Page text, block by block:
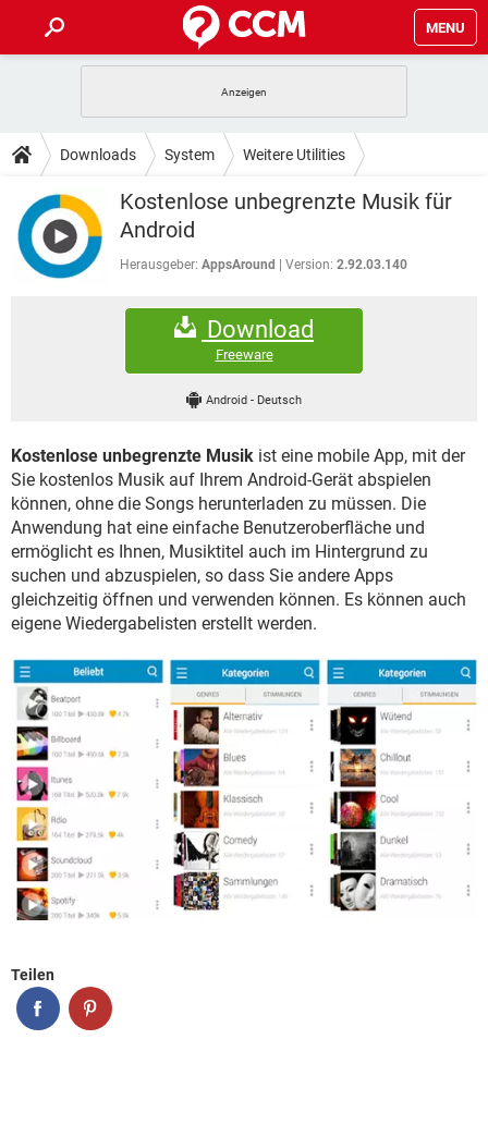
MENU
ANDROID IOS
WINDOWS 10 INSTAGRAM
WHATSAPP
FACEBOOK HARDWARE
TIPPS & TRICKS
SPIELE
ANDROID
WINDOWS 10
HARDWARE
DOWNLOADS
SPIELE
ANDROID IOS
INSTAGRAM
TIKTOK
FORUM
IOS
INSTAGRAM
TIKTOK
STREAMING
WHATSAPP TIKTOK
FACEBOOK HARDWARE
Downloads System Weitere Utilities
Kostenlose unbegrenzte Musik für
Android
Herausgeber: AppsAround Version: 2.92.03.140
Download
Freeware
Android - Deutsch
Kostenlose unbegrenzte Musik ist eine mobile App, mit der
Sie kostenlos Musik auf Ihrem Android-Gerät abspielen
können, ohne die Songs herunterladen zu müssen. Die
Anwendung hat eine einfache Benutzeroberfläche und
ermöglicht es Ihnen, Musiktitel auch im Hintergrund zu
suchen und abzuspielen, so dass Sie andere Apps
gleichzeitig öffnen und verwenden können. Es können auch
eigene Wiedergabelisten erstellt werden.
Teilen